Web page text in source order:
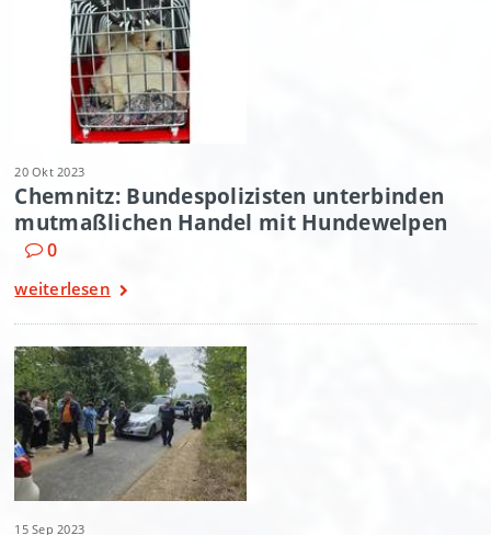
20 Okt 2023
Chemnitz: Bundespolizisten unterbinden
mutmaßlichen Handel mit Hundewelpen
0
weiterlesen
15 Sep 2023